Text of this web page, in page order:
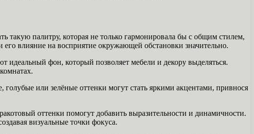
такую палитру, которая не только гармонировала бы с общим стилем,
влияние на восприятие окружающей обстановки значительно.
идеальный фон, который позволяет мебели и декору выделяться.
или зелёные оттенки могут стать яркими акцентами, привнося
оттенки помогут добавить выразительности и динамичности.
визуальные точки фокуса.